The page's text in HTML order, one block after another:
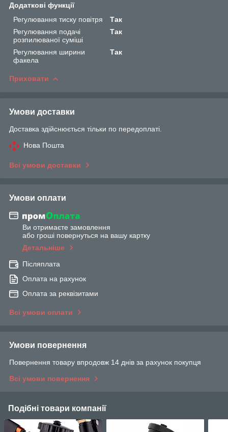
Додаткові функції
Регулювання тиску повітря
Так
Регулювання подачі
розпилюваної суміші
Так
Регулювання ширини
факела
Так
Приховати
Умови доставки
Доставка здійснюється тільки по передоплаті.
Нова Пошта
Всі умови доставки
Умови оплати
Ви отримаєте замовлення
або гроші повернуться на вашу картку
Детальніше
Післяплата
Оплата на рахунок
Оплата за реквізитами
Всі умови оплати
Умови повернення
Повернення товару впродовж 14 днів за рахунок покупця
Всі умови повернення
Подібні товари компанії